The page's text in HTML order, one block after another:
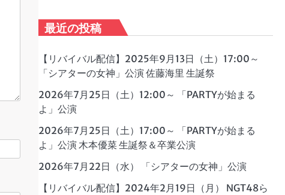
最近の投稿
【リバイバル配信】2025年9月13日（土）17:00～
「シアターの女神」公演 佐藤海里 生誕祭
2026年7月25日（土）12:00～ 「PARTYが始まる
よ」公演
2026年7月25日（土）17:00～ 「PARTYが始まる
よ」公演 木本優菜 生誕祭＆卒業公演
2026年7月22日（水） 「シアターの女神」公演
【リバイバル配信】2024年2月19日（月） NGT48ら